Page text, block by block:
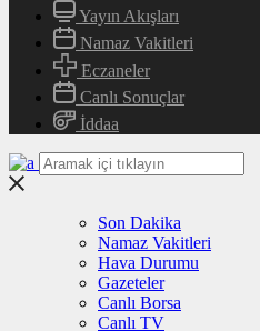
Yayın Akışları
Namaz Vakitleri
Eczaneler
Canlı Sonuçlar
İddaa
Son Dakika
Namaz Vakitleri
Hava Durumu
Gazeteler
Canlı Borsa
Canlı TV